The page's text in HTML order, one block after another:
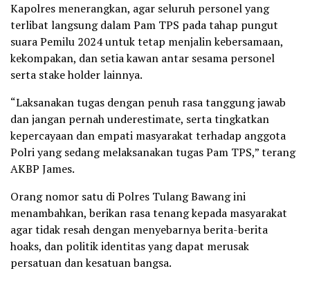
Kapolres menerangkan, agar seluruh personel yang
terlibat langsung dalam Pam TPS pada tahap pungut
suara Pemilu 2024 untuk tetap menjalin kebersamaan,
kekompakan, dan setia kawan antar sesama personel
serta stake holder lainnya.
“Laksanakan tugas dengan penuh rasa tanggung jawab
dan jangan pernah underestimate, serta tingkatkan
kepercayaan dan empati masyarakat terhadap anggota
Polri yang sedang melaksanakan tugas Pam TPS,” terang
AKBP James.
Orang nomor satu di Polres Tulang Bawang ini
menambahkan, berikan rasa tenang kepada masyarakat
agar tidak resah dengan menyebarnya berita-berita
hoaks, dan politik identitas yang dapat merusak
persatuan dan kesatuan bangsa.